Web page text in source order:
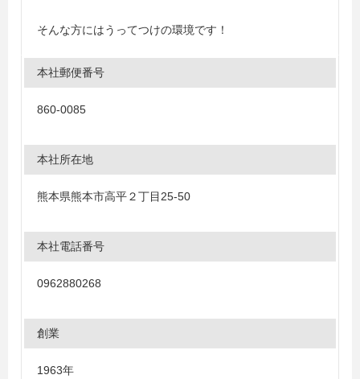
そんな方にはうってつけの環境です！
本社郵便番号
860-0085
本社所在地
熊本県熊本市高平２丁目25-50
本社電話番号
0962880268
創業
1963年